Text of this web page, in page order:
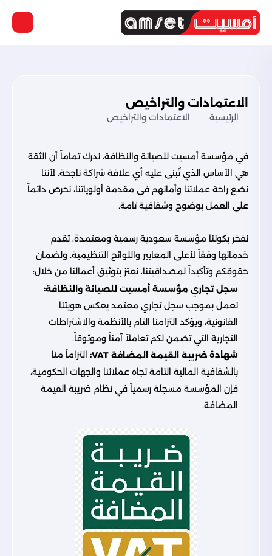
الاعتمادات والتراخيص
الرئيسية الاعتمادات والتراخيص
في مؤسسة أمسيت للصيانة والنظافة، ندرك تماماً أن الثقة
هي الأساس الذي تُبنى عليه أي علاقة شراكة ناجحة. لأننا
نضع راحة عملائنا وأمانهم في مقدمة أولوياتنا، نحرص دائماً
على العمل بوضوح وشفافية تامة.
نفخر بكوننا مؤسسة سعودية رسمية ومعتمدة، تقدم
خدماتها وفقاً لأعلى المعايير واللوائح التنظيمية. ولضمان
حقوقكم وتأكيداً لمصداقيتنا، نعتز بتوثيق أعمالنا من خلال:
سجل تجاري مؤسسة أمسيت للصيانة والنظافة:
نعمل بموجب سجل تجاري معتمد يعكس هويتنا
القانونية، ويؤكد التزامنا التام بالأنظمة والاشتراطات
التجارية التي تضمن لكم تعاملاً آمناً وموثوقاً.
شهادة ضريبة القيمة المضافة VAT : التزاماً منا
بالشفافية المالية التامة تجاه عملائنا والجهات الحكومية،
فإن المؤسسة مسجلة رسمياً في نظام ضريبة القيمة
المضافة.